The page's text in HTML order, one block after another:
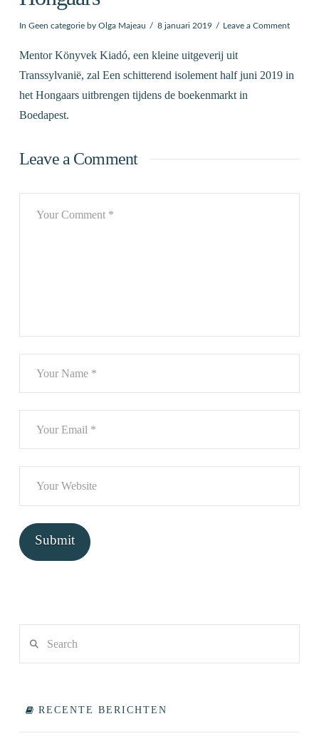
In Geen categorieby Olga Majeau 8 januari 2019 Leave a Comment
Mentor Könyvek Kiadó, een kleine uitgeverij uit
Transsylvanië, zal Een schitterend isolement half juni 2019 in
het Hongaars uitbrengen tijdens de boekenmarkt in
Boedapest.
Leave a Comment
RECENTE BERICHTEN